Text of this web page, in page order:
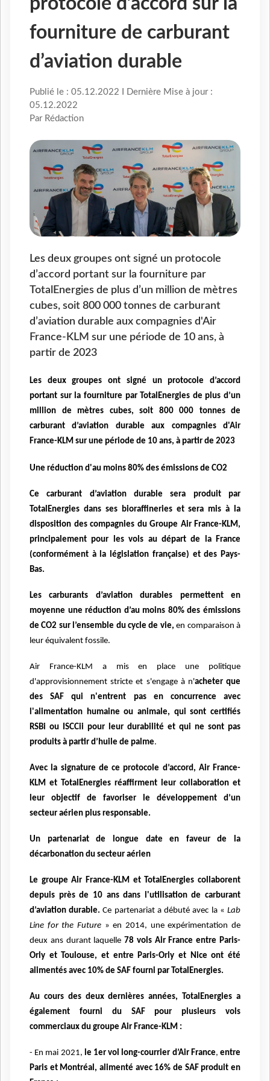
fourniture de carburant
d’aviation durable
Publié le : 05.12.2022 I Dernière Mise à jour :
05.12.2022
Par Rédaction
Les deux groupes ont signé un protocole
d’accord portant sur la fourniture par
TotalEnergies de plus d’un million de mètres
cubes, soit 800 000 tonnes de carburant
d’aviation durable aux compagnies d'Air
France-KLM sur une période de 10 ans, à
partir de 2023
Les deux groupes ont signé un protocole d’accord
portant sur la fourniture par TotalEnergies de plus d’un
million de mètres cubes, soit 800 000 tonnes de
carburant d’aviation durable aux compagnies d'Air
France-KLM sur une période de 10 ans, à partir de 2023
Une réduction d'au moins 80% des émissions de CO2
Ce carburant d’aviation durable sera produit par
TotalEnergies dans ses bioraffineries et sera mis à la
disposition des compagnies du Groupe Air France-KLM,
principalement pour les vols au départ de la France
(conformément à la législation française) et des Pays-
Bas.
Les carburants d’aviation durables permettent en
moyenne une réduction d’au moins 80% des émissions
de CO2 sur l’ensemble du cycle de vie, en comparaison à
leur équivalent fossile.
Air France-KLM a mis en place une politique
d'approvisionnement stricte et s'engage à n'acheter que
des SAF qui n'entrent pas en concurrence avec
l'alimentation humaine ou animale, qui sont certifiés
RSBi ou ISCCii pour leur durabilité et qui ne sont pas
produits à partir d’huile de palme.
Avec la signature de ce protocole d’accord, Air France-
KLM et TotalEnergies réaffirment leur collaboration et
leur objectif de favoriser le développement d’un
secteur aérien plus responsable.
Un partenariat de longue date en faveur de la
décarbonation du secteur aérien
Le groupe Air France-KLM et TotalEnergies collaborent
depuis près de 10 ans dans l'utilisation de carburant
d’aviation durable.Ce partenariat a débuté avec la «Lab
Line for the Future » en 2014, une expérimentation de
deux ans durant laquelle 78 vols Air France entre Paris-
Orly et Toulouse, et entre Paris-Orly et Nice ont été
alimentés avec 10% de SAF fourni par TotalEnergies.
Au cours des deux dernières années, TotalEnergies a
également fourni du SAF pour plusieurs vols
commerciaux du groupe Air France-KLM :
- En mai 2021, le 1er vol long-courrier d’Air France,entre
Paris et Montréal, alimenté avec 16% de SAF produit en